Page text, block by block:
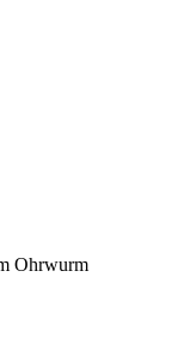
Ohrwurm